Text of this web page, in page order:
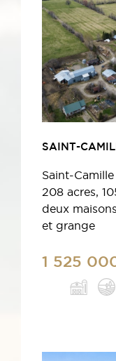
SAINT-
Saint-
208 acres,
deux
et grange
1 525